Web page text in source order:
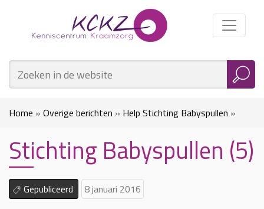
Home » Overige berichten » Help Stichting Babyspullen »
Stichting Babyspullen (5)
Stichting Babyspullen (5)
Gepubliceerd 8 januari 2016